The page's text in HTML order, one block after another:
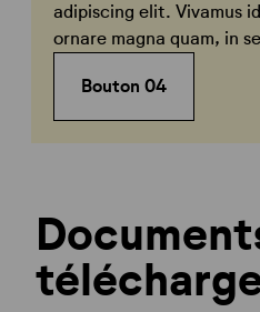
adipiscing elit. Vivamus
ornare magna quam, in
Bouton 04